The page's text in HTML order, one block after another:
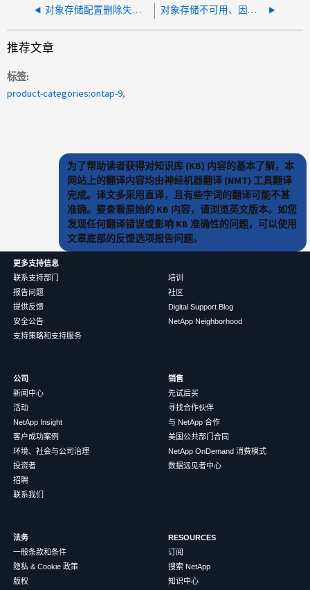
对象存储配置删除失败，因为存储中有对象 对象存储不可用、因为链的证书已过期
推荐文章
标签
product-categories:ontap-9
为了帮助读者获得对知识库 (KB) 内容的基本了解，本
网站上的翻译内容均由神经机器翻译 (NMT) 工具翻译
完成。译文多采用直译，且有些字词的翻译可能不甚
准确。要查看原始的 KB 内容，请浏览英文版本。如您
发现任何翻译错误或影响 KB 准确性的问题，可以使用
文章底部的反馈选项报告问题。
更多支持信息
联系支持部门
报告问题
提供反馈
安全公告
支持策略和支持服务
培训
社区
Digital Support Blog
NetApp Neighborhood
公司
新闻中心
活动
NetApp Insight
客户成功案例
环境、社会与公司治理
投资者
招聘
联系我们
销售
先试后买
寻找合作伙伴
与 NetApp 合作
美国公共部门合同
NetApp OnDemand 消费模式
数据远见者中心
法务
一般条款和条件
隐私 & Cookie 政策
版权
RESOURCES
订阅
搜索 NetApp
知识中心